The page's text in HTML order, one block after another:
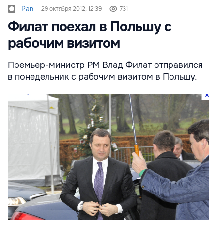
Pan 29 октября 2012, 12:39 731
Филат поехал в Польшу c
рабочим визитом
Премьер-министр РМ Влад Филат отправился
в понедельник с рабочим визитом в Польшу.